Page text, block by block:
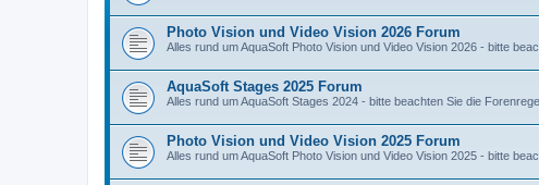
Photo Vision und Video Vision 2026 Forum
Alles rund um AquaSoft Photo Vision und Video Vision 2026 - bitte
AquaSoft Stages 2025 Forum
Alles rund um AquaSoft Stages 2024 - bitte beachten Sie die
Photo Vision und Video Vision 2025 Forum
Alles rund um AquaSoft Photo Vision und Video Vision 2025 - bitte